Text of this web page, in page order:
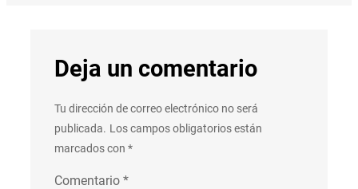
Deja un comentario
Tu dirección de correo electrónico no será
publicada. Los campos obligatorios están
marcados con *
Comentario *